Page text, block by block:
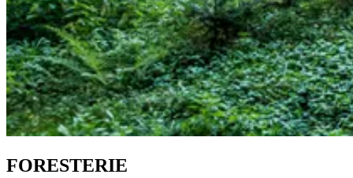
FORESTERIE